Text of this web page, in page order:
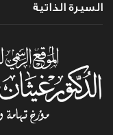
السيرة الذاتية